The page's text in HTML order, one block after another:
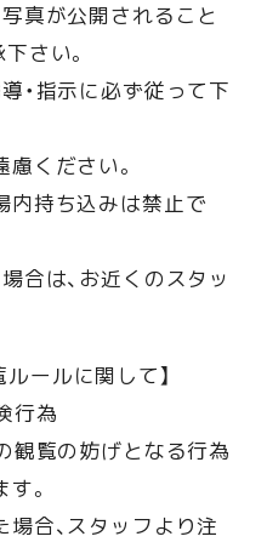
真が公開されること
さい。
・指示に必ず従って下
ください。
持ち込みは禁止で
合は、お近くのスタッ
ールに関して】
行為
観覧の妨げとなる行為
。
合、スタッフより注